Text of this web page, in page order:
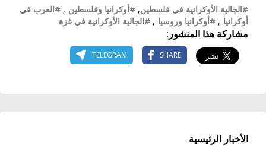
#الجالية الأوكرانية في فلسطين, #أوكرانيا وفلسطين , #العرب في
أوكرانيا , #أوكرانيا وروسيا , #الجالية الأوكرانية في غزة
مشاركة هذا المنشور:
SHARE
TELEGRAM
الأخبار الرئيسية